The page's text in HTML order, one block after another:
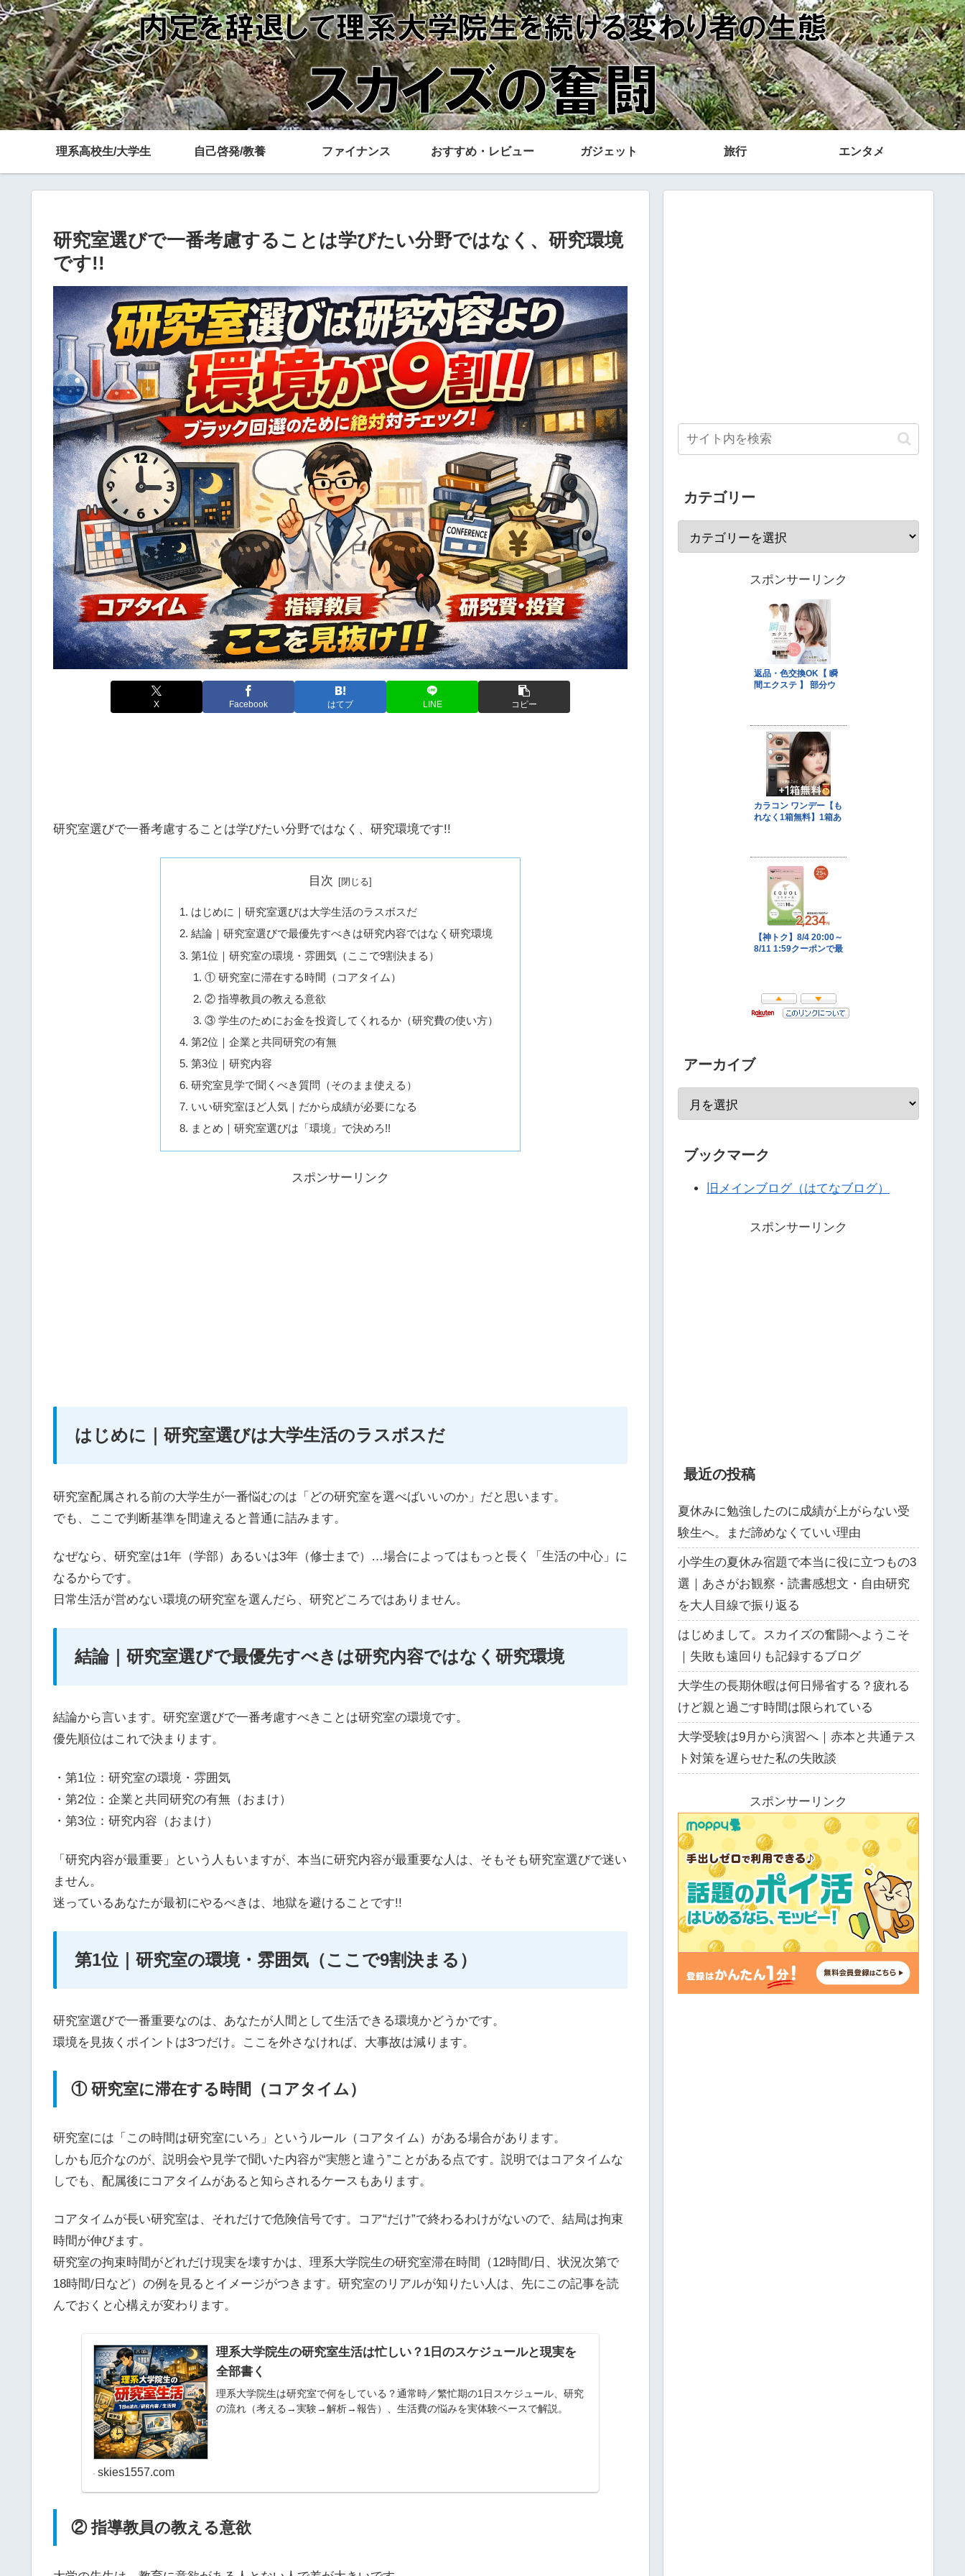
理系高校生/大学生 自己啓発/教養 ファイナンス おすすめ・レビュー ガジェット 旅行 エンタメ
研究室選びで一番考慮することは学びたい分野ではなく、研究環境
です!!
X Facebook はてブ LINE コピー
研究室選びで一番考慮することは学びたい分野ではなく、研究環境です!!
目次
はじめに｜研究室選びは大学生活のラスボスだ
結論｜研究室選びで最優先すべきは研究内容ではなく研究環境
第1位｜研究室の環境・雰囲気（ここで9割決まる）
① 研究室に滞在する時間（コアタイム）
② 指導教員の教える意欲
③ 学生のためにお金を投資してくれるか（研究費の使い方）
第2位｜企業と共同研究の有無
第3位｜研究内容
研究室見学で聞くべき質問（そのまま使える）
いい研究室ほど人気｜だから成績が必要になる
まとめ｜研究室選びは「環境」で決めろ!!
スポンサーリンク
はじめに｜研究室選びは大学生活のラスボスだ
研究室配属される前の大学生が一番悩むのは「どの研究室を選べばいいのか」だと思います。
でも、ここで判断基準を間違えると普通に詰みます。
なぜなら、研究室は1年（学部）あるいは3年（修士まで）…場合によってはもっと長く「生活の中心」に
なるからです。
日常生活が営めない環境の研究室を選んだら、研究どころではありません。
結論｜研究室選びで最優先すべきは研究内容ではなく研究環境
結論から言います。研究室選びで一番考慮すべきことは研究室の環境です。
優先順位はこれで決まります。
・第1位：研究室の環境・雰囲気
・第2位：企業と共同研究の有無（おまけ）
・第3位：研究内容（おまけ）
「研究内容が最重要」という人もいますが、本当に研究内容が最重要な人は、そもそも研究室選びで迷い
ません。
迷っているあなたが最初にやるべきは、地獄を避けることです!!
第1位｜研究室の環境・雰囲気（ここで9割決まる）
研究室選びで一番重要なのは、あなたが人間として生活できる環境かどうかです。
環境を見抜くポイントは3つだけ。ここを外さなければ、大事故は減ります。
① 研究室に滞在する時間（コアタイム）
研究室には「この時間は研究室にいろ」というルール（コアタイム）がある場合があります。
しかも厄介なのが、説明会や見学で聞いた内容が“実態と違う”ことがある点です。説明ではコアタイムな
しでも、配属後にコアタイムがあると知らされるケースもあります。
コアタイムが長い研究室は、それだけで危険信号です。コア“だけ”で終わるわけがないので、結局は拘束
時間が伸びます。
研究室の拘束時間がどれだけ現実を壊すかは、理系大学院生の研究室滞在時間（12時間/日、状況次第で
18時間/日など）の例を見るとイメージがつきます。研究室のリアルが知りたい人は、先にこの記事を読
んでおくと心構えが変わります。
理系大学院生の研究室生活は忙しい？1日のスケジュールと現実を
全部書く
理系大学院生は研究室で何をしている？通常時／繁忙期の1日スケジュール、研究
の流れ（考える→実験→解析→報告）、生活費の悩みを実体験ベースで解説。
skies1557.com
② 指導教員の教える意欲
カテゴリー
スポンサーリンク
アーカイブ
ブックマーク
旧メインブログ（はてなブログ）
スポンサーリンク
最近の投稿
夏休みに勉強したのに成績が上がらない受
験生へ。まだ諦めなくていい理由
小学生の夏休み宿題で本当に役に立つもの3
選｜あさがお観察・読書感想文・自由研究
を大人目線で振り返る
はじめまして。スカイズの奮闘へようこそ
｜失敗も遠回りも記録するブログ
大学生の長期休暇は何日帰省する？疲れる
けど親と過ごす時間は限られている
大学受験は9月から演習へ｜赤本と共通テス
ト対策を遅らせた私の失敗談
スポンサーリンク